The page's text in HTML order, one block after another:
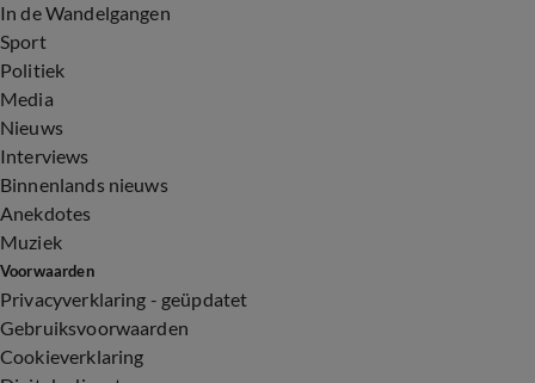
In de Wandelgangen
Sport
Politiek
Media
Nieuws
Interviews
Binnenlands nieuws
Anekdotes
Muziek
Voorwaarden
Privacyverklaring - geüpdatet
Gebruiksvoorwaarden
Cookieverklaring